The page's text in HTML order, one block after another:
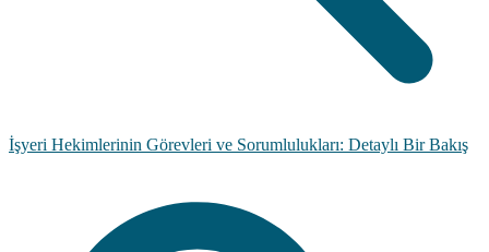
İşyeri Hekimlerinin Görevleri ve Sorumlulukları: Detaylı Bir Bakış